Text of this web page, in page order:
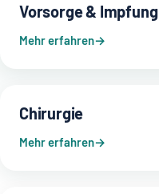
Vorsorge & Impfung
Mehr erfahren
Chirurgie
Mehr erfahren